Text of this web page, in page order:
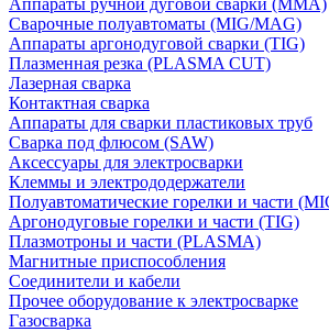
Аппараты ручной дуговой сварки (MMA)
Сварочные полуавтоматы (MIG/MAG)
Аппараты аргонодуговой сварки (TIG)
Плазменная резка (PLASMA CUT)
Лазерная сварка
Контактная сварка
Аппараты для сварки пластиковых труб
Сварка под флюсом (SAW)
Аксессуары для электросварки
Клеммы и электрододержатели
Полуавтоматические горелки и части
Аргонодуговые горелки и части (TIG)
Плазмотроны и части (PLASMA)
Магнитные приспособления
Соединители и кабели
Прочее оборудование к электросварке
Газосварка